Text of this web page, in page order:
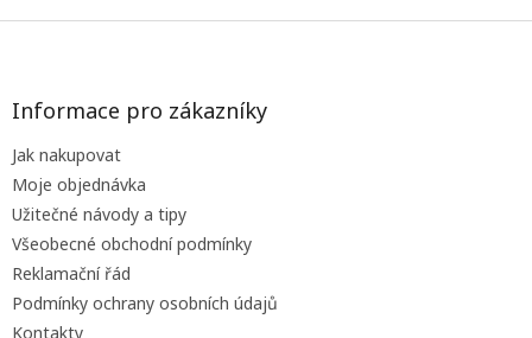
Z
Informace pro zákazníky
Jak nakupovat
Moje objednávka
Užitečné návody a tipy
Všeobecné obchodní podmínky
Reklamační řád
Podmínky ochrany osobních údajů
Kontakty